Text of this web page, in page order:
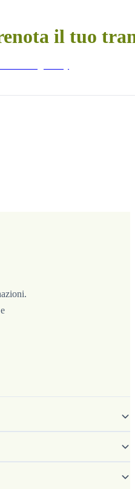
il tuo